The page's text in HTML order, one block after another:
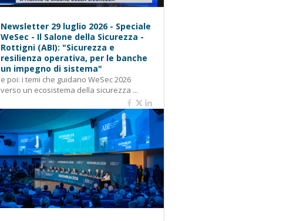
Newsletter 29 luglio 2026 - Speciale
WeSec - Il Salone della Sicurezza -
Rottigni (ABI): "Sicurezza e
resilienza operativa, per le banche
un impegno di sistema"
e poi: i temi che guidano WeSec 2026
verso un ecosistema della sicurezza ...